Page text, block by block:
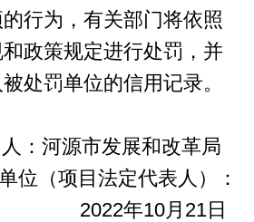
行为，有关部门将依照
政策规定进行处罚，并
处罚单位的信用记录。
：河源市发展和改革局
位（项目法定代表人）：
2022年10月21日